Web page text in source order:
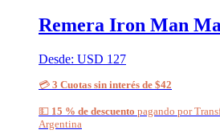
Remera Iron Man
Desde: USD 127
💳 3 Cuotas sin interés de $42
💵 15 % de descuento pagando por
Argentina